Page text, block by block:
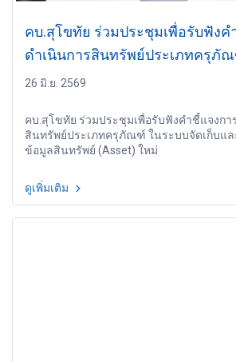
คบ.สุโขทัย ร่วมประชุมเพื่อรับฟังคำชี้แจงการ
ดำเนินการสินทรัพย์ประเภทครุภั
เก็บและบริหารจัดการข้อมูลสินทรั
26 มิ.ย. 2569
คบ.สุโขทัย ร่วมประชุมเพื่อรับฟังคำชี้แจงกา
สินทรัพย์ประเภทครุภัณฑ์ ในระบบจัดเก็บแล
ข้อมูลสินทรัพย์ (Asset) ใหม่
ดูเพิ่มเติม